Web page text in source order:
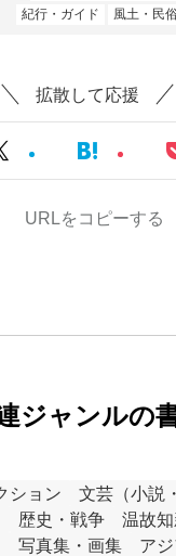
紀行・ガイド
風土・民
拡散して応援
URLをコピーする
ジャンルの
ション
文芸（小説
歴史・戦争
温故
写真集・画集
ア